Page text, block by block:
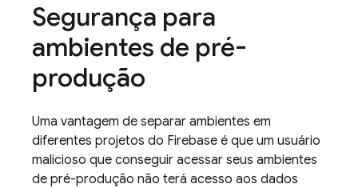
Segurança para
ambientes de pré-
produção
Uma vantagem de separar ambientes em
diferentes projetos do Firebase é que um usuário
malicioso que conseguir acessar seus ambientes
de pré-produção não terá acesso aos dados